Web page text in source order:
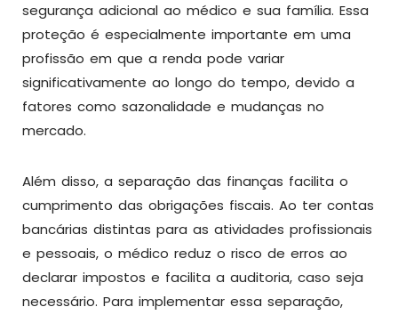
segurança adicional ao médico e sua família. Essa
proteção é especialmente importante em uma
profissão em que a renda pode variar
significativamente ao longo do tempo, devido a
fatores como sazonalidade e mudanças no
mercado.
Além disso, a separação das finanças facilita o
cumprimento das obrigações fiscais. Ao ter contas
bancárias distintas para as atividades profissionais
e pessoais, o médico reduz o risco de erros ao
declarar impostos e facilita a auditoria, caso seja
necessário. Para implementar essa separação,